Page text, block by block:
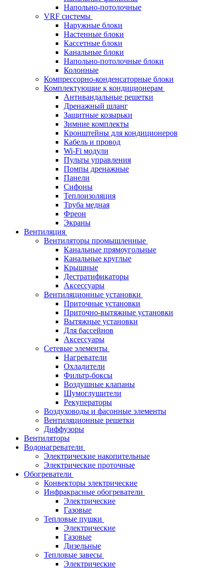
Напольно-потолочные
VRF системы
Наружные блоки
Настенные блоки
Кассетные блоки
Канальные блоки
Напольно-потолочные блоки
Колонные
Компрессорно-конденсаторные блоки
Комплектующие к кондиционерам
Антивандальные решетки
Дренажный шланг
Защитные козырьки
Зимние комплекты
Кронштейны для кондиционеров
Кабель и провод
Wi-Fi модули
Пульты управления
Помпы дренажные
Панели
Сифоны
Теплоизоляция
Труба медная
Фреон
Экраны
Вентиляция
Вентиляторы промышленные
Канальные прямоугольные
Канальные круглые
Крышные
Дестратификаторы
Аксессуары
Вентиляционные установки
Приточные установки
Приточно-вытяжные установки
Вытяжные установки
Для бассейнов
Аксессуары
Сетевые элементы
Нагреватели
Охладители
Фильтр-боксы
Воздушные клапаны
Шумоглушители
Рекуператоры
Воздуховоды и фасонные элементы
Вентиляционные решетки
Диффузоры
Вентиляторы
Водонагреватели
Электрические накопительные
Электрические проточные
Обогреватели
Конвекторы электрические
Инфракрасные обогреватели
Электрические
Газовые
Тепловые пушки
Электрические
Газовые
Дизельные
Тепловые завесы
Электрические